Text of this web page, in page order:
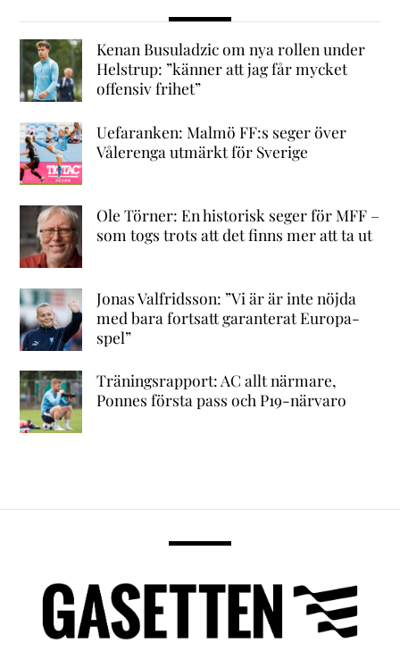
Kenan Busuladzic om nya rollen under
Helstrup: ”känner att jag får mycket
offensiv frihet”
Uefaranken: Malmö FF:s seger över
Vålerenga utmärkt för Sverige
Ole Törner: En historisk seger för MFF –
som togs trots att det finns mer att ta ut
Jonas Valfridsson: ”Vi är är inte nöjda
med bara fortsatt garanterat Europa-
spel”
Träningsrapport: AC allt närmare,
Ponnes första pass och P19-närvaro